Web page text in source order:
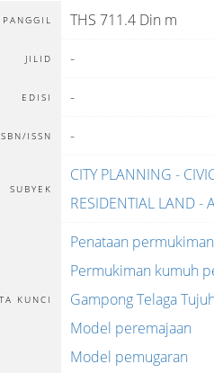
THS 711.4 Din m
JILID -
EDISI -
ISSN -
SUBYEK
CITY PLANNING -
RESIDENTIAL LAND -
KUNCI
Penataan
Permukiman kumuh
Gampong Telaga Tujuh
Model peremajaan
Model pemugaran